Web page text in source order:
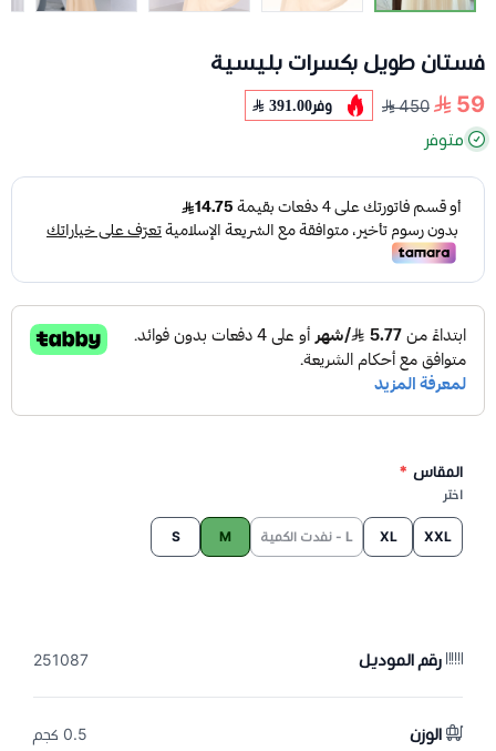
فستان طويل بكسرات بليسية
59
450 وفر391.00
متوفر
المقاس *
اختر
XXL
XL L - نفدت الكمية M
S
رقم الموديل 251087
الوزن 0.5 كجم